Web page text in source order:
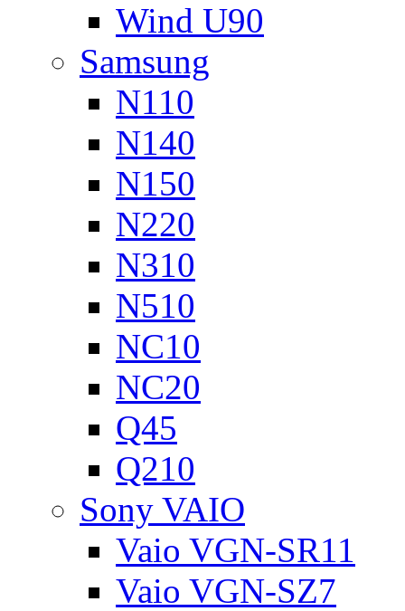
Wind U90
Samsung
N110
N140
N150
N220
N310
N510
NC10
NC20
Q45
Q210
Sony VAIO
Vaio VGN-SR11
Vaio VGN-SZ7